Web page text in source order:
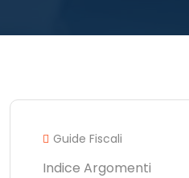
Guide Fiscali
Indice Argomenti